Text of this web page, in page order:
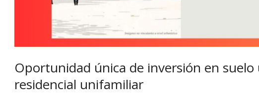
Oportunidad única de inversión en
residencial unifamiliar